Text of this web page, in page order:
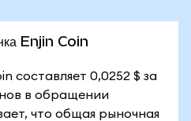
Enjin Coin
составляет 0,0252 $ за
в обращении
что общая рыночная